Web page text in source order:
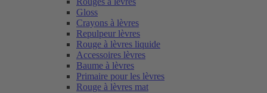
Gloss
Crayons à lèvres
Repulpeur lèvres
Rouge à lèvres liquide
Accessoires lèvres
Baume à lèvres
Primaire pour les lèvres
Rouge à lèvres mat